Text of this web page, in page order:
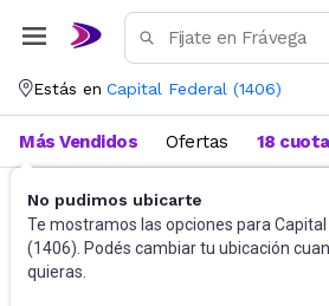
Estás en Capital Federal (1406)
No pudimos ubicarte
Te mostramos las opciones para Capital
(1406). Podés cambiar tu ubicación
quieras.
Más Vendidos Ofertas 18
Accesorios para Celulares